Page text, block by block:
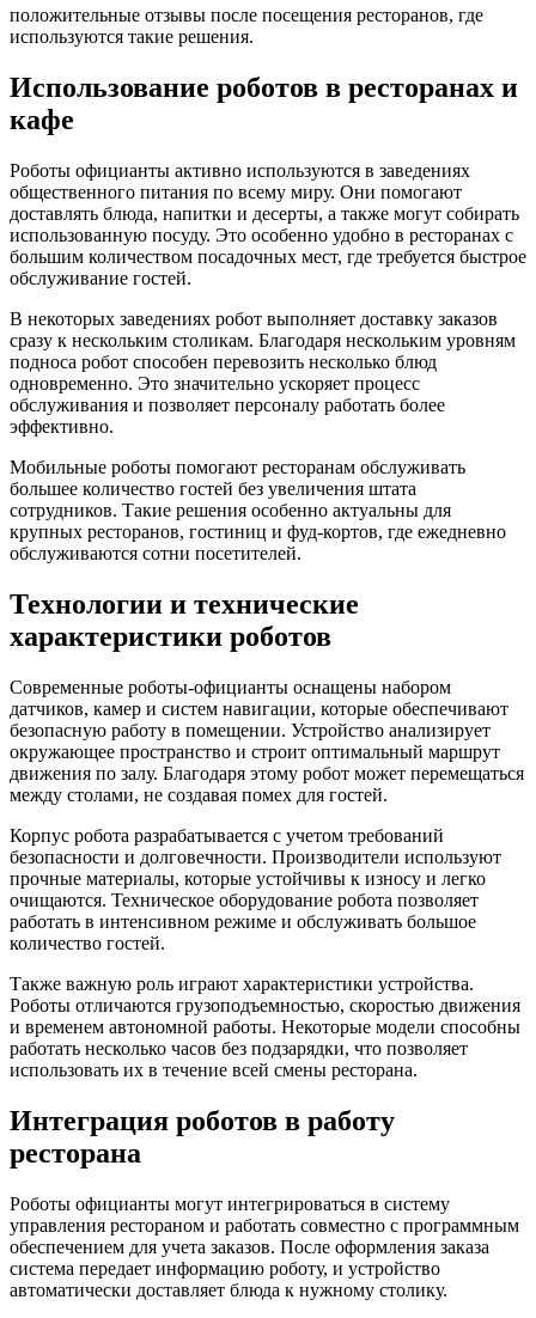
положительные отзывы после посещения ресторанов, где
используются такие решения.
Использование роботов в ресторанах и
кафе
Роботы официанты активно используются в заведениях
общественного питания по всему миру. Они помогают
доставлять блюда, напитки и десерты, а также могут собирать
использованную посуду. Это особенно удобно в ресторанах с
большим количеством посадочных мест, где требуется быстрое
обслуживание гостей.
В некоторых заведениях робот выполняет доставку заказов
сразу к нескольким столикам. Благодаря нескольким уровням
подноса робот способен перевозить несколько блюд
одновременно. Это значительно ускоряет процесс
обслуживания и позволяет персоналу работать более
эффективно.
Мобильные роботы помогают ресторанам обслуживать
большее количество гостей без увеличения штата
сотрудников. Такие решения особенно актуальны для
крупных ресторанов, гостиниц и фуд-кортов, где ежедневно
обслуживаются сотни посетителей.
Технологии и технические
характеристики роботов
Современные роботы-официанты оснащены набором
датчиков, камер и систем навигации, которые обеспечивают
безопасную работу в помещении. Устройство анализирует
окружающее пространство и строит оптимальный маршрут
движения по залу. Благодаря этому робот может перемещаться
между столами, не создавая помех для гостей.
Корпус робота разрабатывается с учетом требований
безопасности и долговечности. Производители используют
прочные материалы, которые устойчивы к износу и легко
очищаются. Техническое оборудование робота позволяет
работать в интенсивном режиме и обслуживать большое
количество гостей.
Также важную роль играют характеристики устройства.
Роботы отличаются грузоподъемностью, скоростью движения
и временем автономной работы. Некоторые модели способны
работать несколько часов без подзарядки, что позволяет
использовать их в течение всей смены ресторана.
Интеграция роботов в работу
ресторана
Роботы официанты могут интегрироваться в систему
управления рестораном и работать совместно с программным
обеспечением для учета заказов. После оформления заказа
система передает информацию роботу, и устройство
автоматически доставляет блюда к нужному столику.